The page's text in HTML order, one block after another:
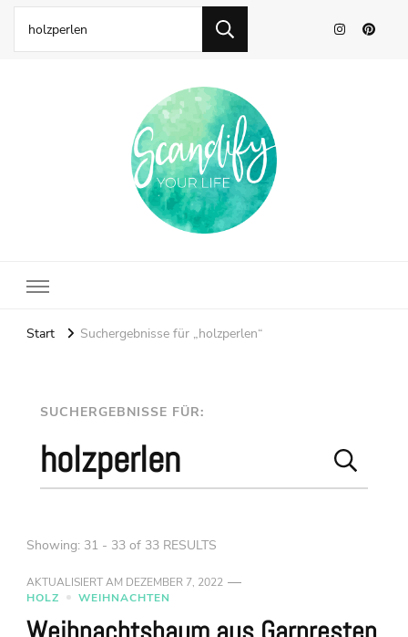
Start Suchergebnisse für „holzperlen“
Suchseite
SUCHERGEBNISSE FÜR:
Suchen
nach:
Showing: 31 - 33 of 33 RESULTS
AKTUALISIERT AM DEZEMBER 7, 2022
HOLZ
WEIHNACHTEN